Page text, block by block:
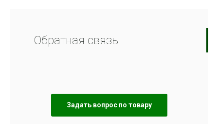
Обратная связь
Задать вопрос по товару